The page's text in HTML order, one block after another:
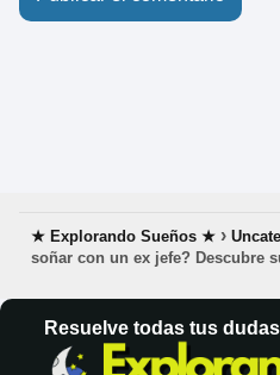
★ Explorando Sueños ★
soñar con un ex jefe? Descubre
Resuelve todas tus